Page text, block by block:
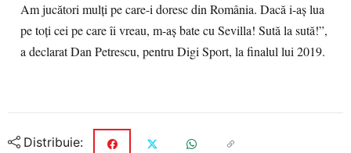
Am jucători mulți pe care-i doresc din România. Dacă i-aș lua
pe toți cei pe care îi vreau, m-aș bate cu Sevilla! Sută la sută!”,
a declarat Dan Petrescu, pentru Digi Sport, la finalul lui 2019.
Distribuie: